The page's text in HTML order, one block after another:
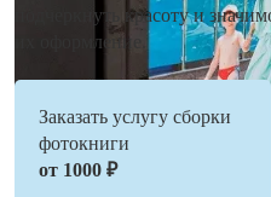
подчеркнуть красоту и
их оформление.
Заказать услугу сборки
фотокниги
от 1000 ₽